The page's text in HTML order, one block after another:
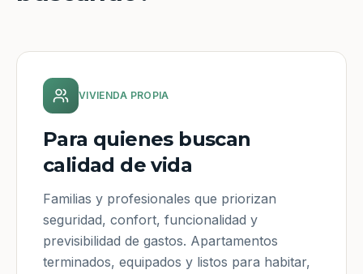
VIVIENDA PROPIA
Para quienes buscan
calidad de vida
Familias y profesionales que priorizan
seguridad, confort, funcionalidad y
previsibilidad de gastos. Apartamentos
terminados, equipados y listos para habitar,